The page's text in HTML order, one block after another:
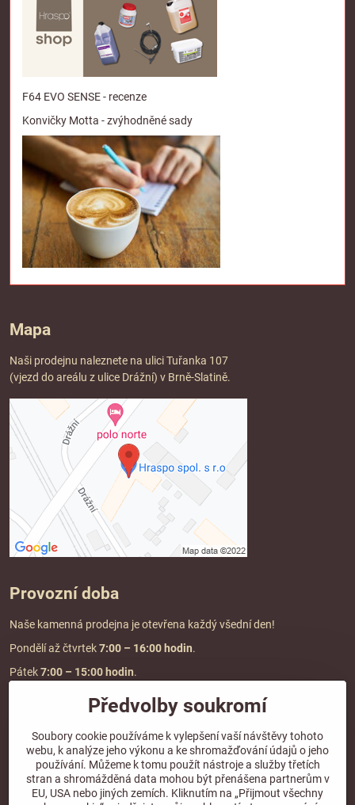
F64 EVO SENSE - recenze
Konvičky Motta - zvýhodněné sady
Mapa
Naši prodejnu naleznete na ulici Tuřanka 107
(vjezd do areálu z ulice Drážní) v Brně-Slatině.
Provozní doba
Naše kamenná prodejna je otevřena každý všední den!
Pondělí až čtvrtek7:00 – 16:00 hodin.
Pátek7:00 – 15:00 hodin.
Doprava a platba
DOPRAVA ZDARMA
při objednávce nad2000 Kč vč. DPH.
*Nevztahuje se na paletovou přepravu.
Předvolby soukromí
Soubory cookie používáme k vylepšení vaší návštěvy tohoto
webu, k analýze jeho výkonu a ke shromažďování údajů o jeho
používání. Můžeme k tomu použít nástroje a služby třetích
stran a shromážděná data mohou být přenášena partnerům v
EU, USA nebo jiných zemích. Kliknutím na „Přijmout všechny